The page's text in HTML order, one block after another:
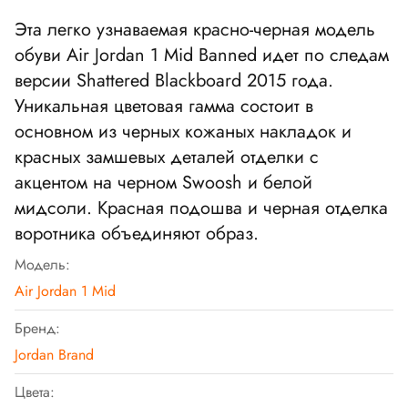
Эта легко узнаваемая красно-черная модель
обуви Air Jordan 1 Mid Banned идет по следам
версии Shattered Blackboard 2015 года.
Уникальная цветовая гамма состоит в
основном из черных кожаных накладок и
красных замшевых деталей отделки с
акцентом на черном Swoosh и белой
мидсоли. Красная подошва и черная отделка
воротника объединяют образ.
Модель:
Air Jordan 1 Mid
Бренд:
Jordan Brand
Цвета: